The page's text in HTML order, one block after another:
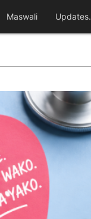
Maswali Updates.